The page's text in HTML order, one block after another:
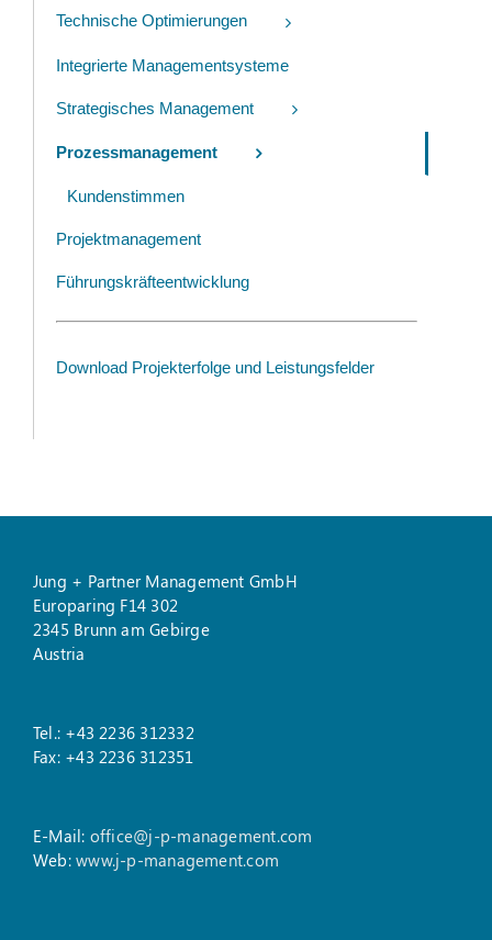
Technische Optimierungen
Integrierte Managementsysteme
Strategisches Management
Prozessmanagement
Kundenstimmen
Projektmanagement
Führungskräfteentwicklung
Download Projekterfolge und Leistungsfelder
Jung + Partner Management GmbH
Europaring F14 302
2345 Brunn am Gebirge
Austria
Tel.: +43 2236 312332
Fax: +43 2236 312351
E-Mail: office@j-p-management.com
Web:www.j-p-management.com